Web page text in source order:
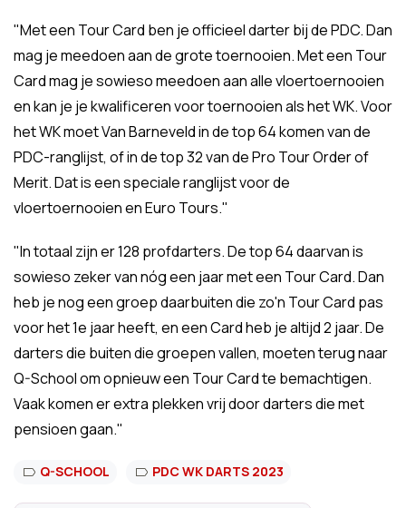
"Met een Tour Card ben je officieel darter bij de PDC. Dan
mag je meedoen aan de grote toernooien. Met een Tour
Card mag je sowieso meedoen aan alle vloertoernooien
en kan je je kwalificeren voor toernooien als het WK. Voor
het WK moet Van Barneveld in de top 64 komen van de
PDC-ranglijst, of in de top 32 van de Pro Tour Order of
Merit. Dat is een speciale ranglijst voor de
vloertoernooien en Euro Tours."
"In totaal zijn er 128 profdarters. De top 64 daarvan is
sowieso zeker van nóg een jaar met een Tour Card. Dan
heb je nog een groep daarbuiten die zo'n Tour Card pas
voor het 1e jaar heeft, en een Card heb je altijd 2 jaar. De
darters die buiten die groepen vallen, moeten terug naar
Q-School om opnieuw een Tour Card te bemachtigen.
Vaak komen er extra plekken vrij door darters die met
pensioen gaan."
Q-SCHOOL PDC WK DARTS 2023